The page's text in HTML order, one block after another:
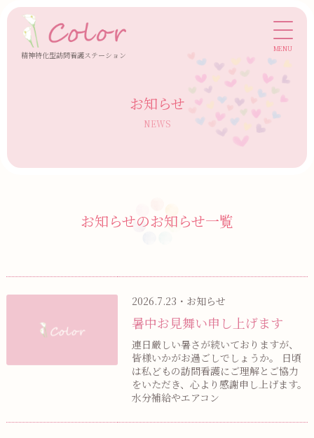
精神特化型訪問看護ステーション
お知らせ
NEWS
お知らせのお知らせ一覧
2026.7.23・お知らせ
暑中お見舞い申し上げます
連日厳しい暑さが続いておりますが、
皆様いかがお過ごしでしょうか。 日頃
は私どもの訪問看護にご理解とご協力
をいただき、心より感謝申し上げます。
水分補給やエアコン